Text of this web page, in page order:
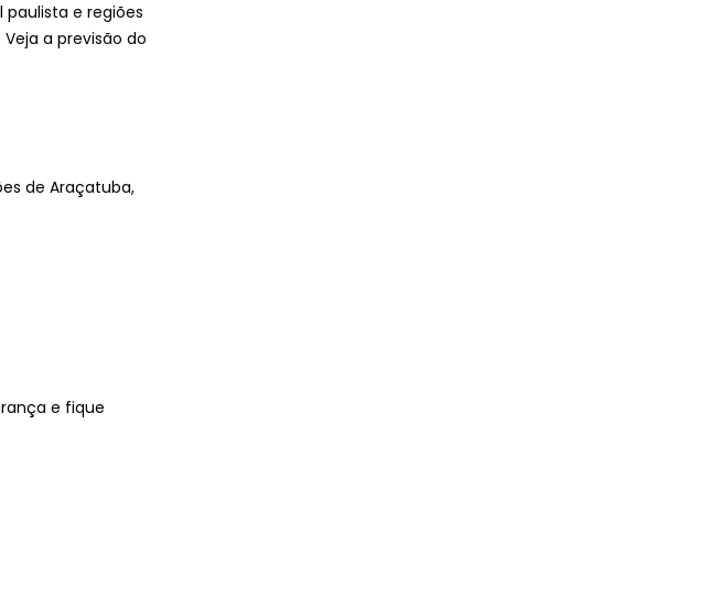
paulista e regiões
a previsão do
de Araçatuba,
e fique